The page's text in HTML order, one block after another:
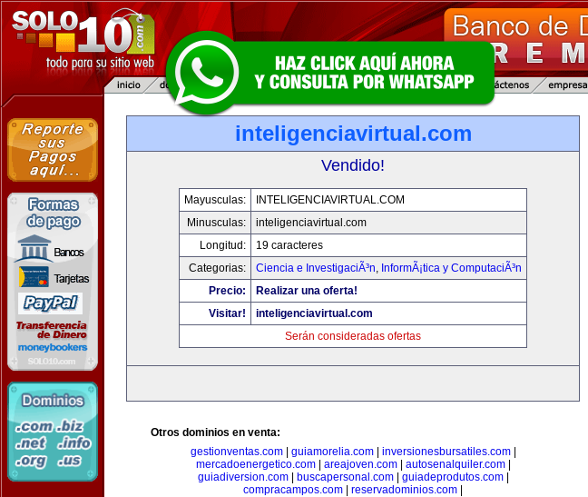
inteligenciavirtual.com
Vendido!
Mayusculas:
INTELIGENCIAVIRTUAL.COM
Minusculas:
inteligenciavirtual.com
Longitud:
19 caracteres
Categorias:
Ciencia e InvestigaciÃ³n, InformÃ¡tica y ComputaciÃ³n
Precio:
Realizar una oferta!
Visitar!
inteligenciavirtual.com
Serán consideradas ofertas
Otros dominios en venta:
gestionventas.com| guiamorelia.com| inversionesbursatiles.com|
mercadoenergetico.com| areajoven.com| autosenalquiler.com|
guiadiversion.com| buscapersonal.com| guiadeprodutos.com|
compracampos.com
reservadominios.com